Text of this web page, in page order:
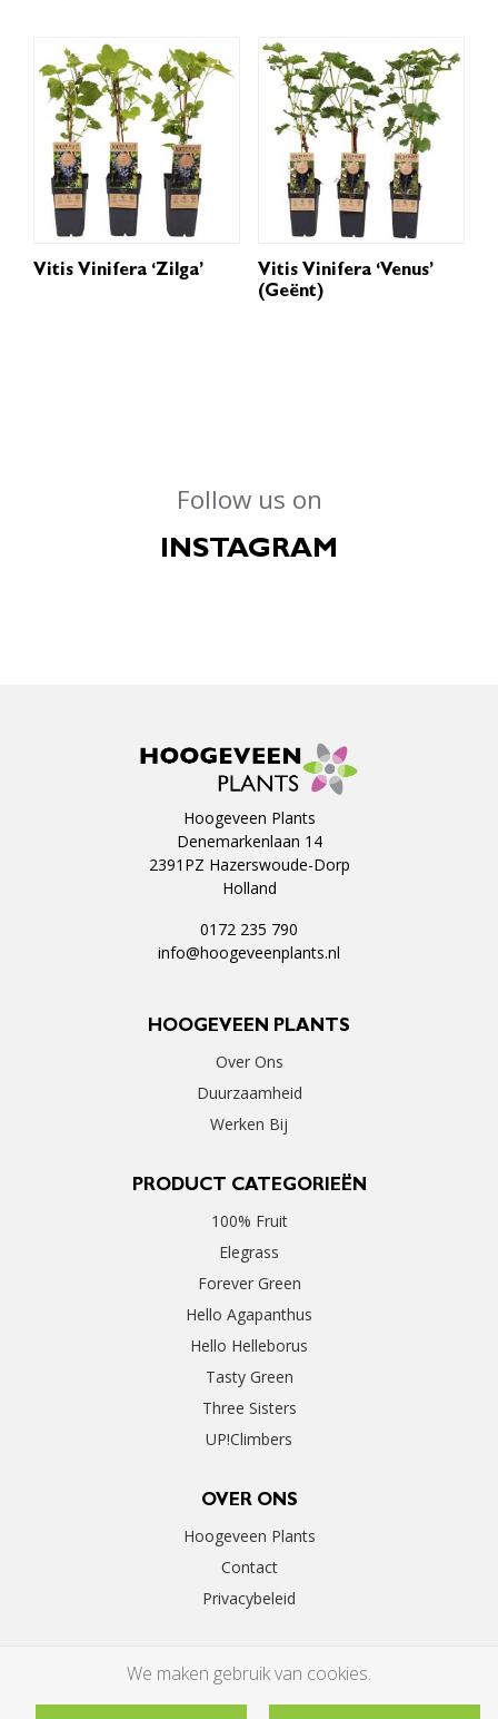
Vitis Vinifera ‘Zilga’
Vitis Vinifera ‘Venus’
(geënt)
Follow us on
INSTAGRAM
Hoogeveen Plants
Denemarkenlaan 14
2391PZ Hazerswoude-Dorp
Holland
0172 235 790
info@hoogeveenplants.nl
HOOGEVEEN PLANTS
Over Ons
Duurzaamheid
Werken Bij
PRODUCT CATEGORIEËN
100% Fruit
Elegrass
Forever Green
Hello Agapanthus
Hello Helleborus
Tasty Green
Three Sisters
UP!Climbers
OVER ONS
Hoogeveen Plants
Contact
Privacybeleid
We maken gebruik van cookies.